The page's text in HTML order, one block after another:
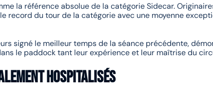
la référence absolue de la catégorie Sidecar.
du tour de la catégorie avec une moyenne
signé le meilleur temps de la séance précédente,
le paddock tant leur expérience et leur maîtrise du
hospitalisés